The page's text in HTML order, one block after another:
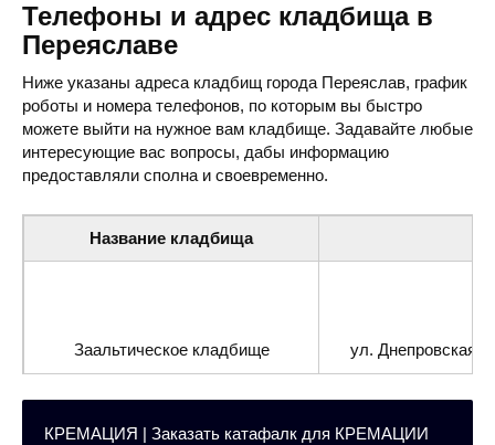
Телефоны и адрес кладбища в
Переяславе
Ниже указаны адреса кладбищ города Переяслав, график
роботы и номера телефонов, по которым вы быстро
можете выйти на нужное вам кладбище. Задавайте любые
интересующие вас вопросы, дабы информацию
предоставляли сполна и своевременно.
Название кладбища
Заальтическое кладбище ул. Днепровская,
КРЕМАЦИЯ | Заказать катафалк для КРЕМАЦИИ